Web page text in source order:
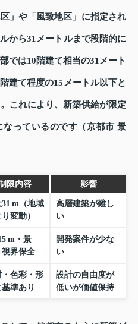
」や「風致地区」に指定され
から31メートルまで段階的に
では10階建て相当の31メート
建て程度の15メートル以下と
これにより、新築供給が限定
っているのです（京都市 景
限内容 影響
m（地域
変動）
高層建築が難し
い
m・景
視界保全
開発案件が少な
い
・色彩・形
準あり
設計の自由度が
低いが価値保持